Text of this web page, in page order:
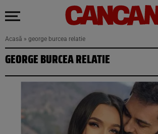
Acasă » george burcea relatie
GEORGE BURCEA RELATIE